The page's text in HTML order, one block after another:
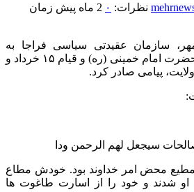
نظرات: ۰ 2 ماه پیش
زمان
سازمان عقیدتی سیاسی فراجا به
مناسبت سالگرد ارتحال حضرت امام خمینی (ره)‌ و قیام ۱۵ خرداد و
پیامی صادر کرد.
سیجعل لهم الرحمن ودا
محض امر خداوند بود. خودش مطاع
شدند و خود را از اسارت طاغوت ها